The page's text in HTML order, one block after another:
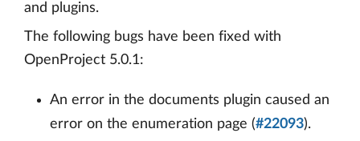
and plugins.
The following bugs have been fixed with
OpenProject 5.0.1:
An error in the documents plugin caused an
error on the enumeration page (#22093).